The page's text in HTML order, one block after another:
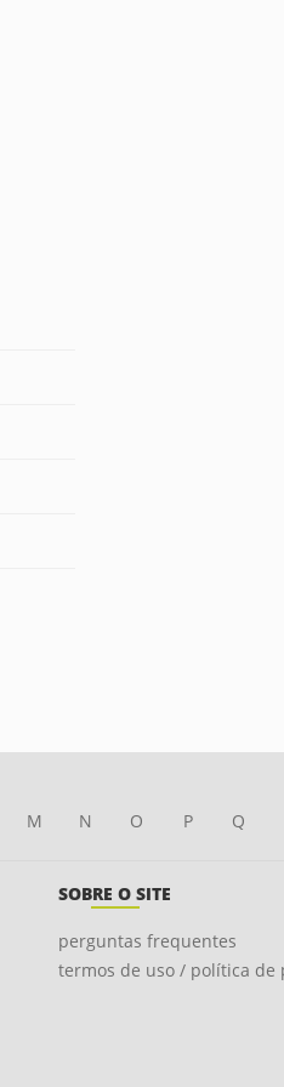
M N O P Q
SOBRE O SITE
perguntas frequentes
termos de uso / política de